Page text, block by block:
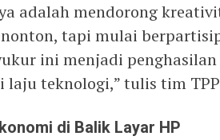
adalah mendorong
tapi mulai
ini menjadi
laju teknologi,” tulis tim
di Balik Layar HP